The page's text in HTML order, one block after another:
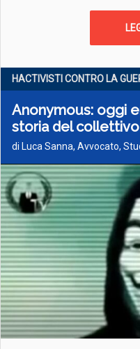
HACTIVISTI CONTRO LA
Anonymous: oggi
storia del
di Luca Sanna, Avvocato,